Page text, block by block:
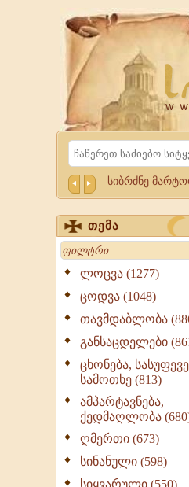
Search
სიბრძნე
თემა
Search
ლოცვა (1277)
ცოდვა (1048)
თავმდაბლობა
განსაცდელები
ცხონება,
სამოთხე (813)
ამპარტავნება,
ქედმაღლობა
ღმერთი (673)
სინანული (598)
სიყვარული (550)